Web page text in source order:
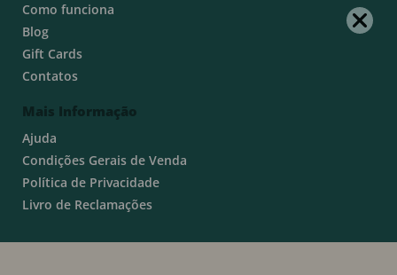
Como funciona
Blog
Gift Cards
Contatos
Mais Informação
Ajuda
Condições Gerais de Venda
Política de Privacidade
Livro de Reclamações